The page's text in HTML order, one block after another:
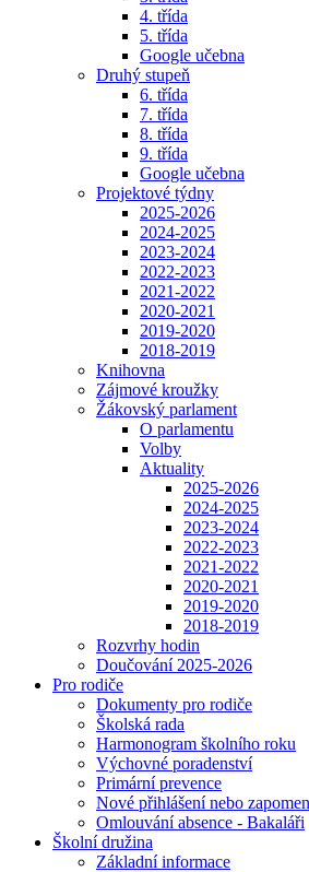
4. třída
5. třída
Google učebna
Druhý stupeň
6. třída
7. třída
8. třída
9. třída
Google učebna
Projektové týdny
2025-2026
2024-2025
2023-2024
2022-2023
2021-2022
2020-2021
2019-2020
2018-2019
Knihovna
Zájmové kroužky
Žákovský parlament
O parlamentu
Volby
Aktuality
2025-2026
2024-2025
2023-2024
2022-2023
2021-2022
2020-2021
2019-2020
2018-2019
Rozvrhy hodin
Doučování 2025-2026
Pro rodiče
Dokumenty pro rodiče
Školská rada
Harmonogram školního roku
Výchovné poradenství
Primární prevence
Nové přihlášení nebo
Omlouvání absence - Bakaláři
Školní družina
Základní informace